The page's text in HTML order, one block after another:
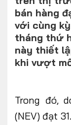
TRA CỨU
HÃNG XE
bán hàng
với cùng
tháng thứ
này thiết
khi vượt
Trong đó,
(NEV) đạt